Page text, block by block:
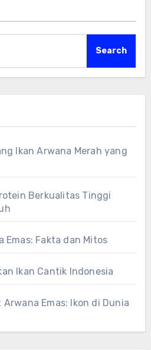
Search
Ikan Arwana Merah yang
Berkualitas Tinggi
Emas: Fakta dan Mitos
Ikan Cantik Indonesia
Emas: Ikon di Dunia